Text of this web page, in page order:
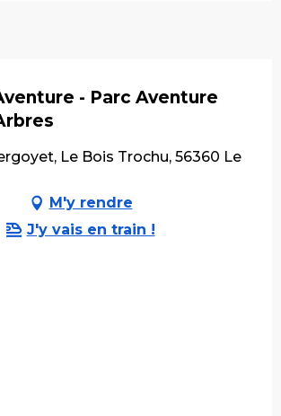
- Parc Aventure
Le Bois Trochu, 56360 Le
M'y rendre
J'y vais en train !